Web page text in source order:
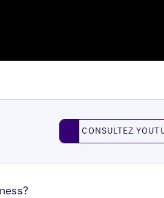
Consultez YouTube
CONSULTEZ